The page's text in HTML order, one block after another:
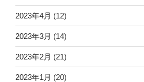
2023年4月 (12)
2023年3月 (14)
2023年2月 (21)
2023年1月 (20)